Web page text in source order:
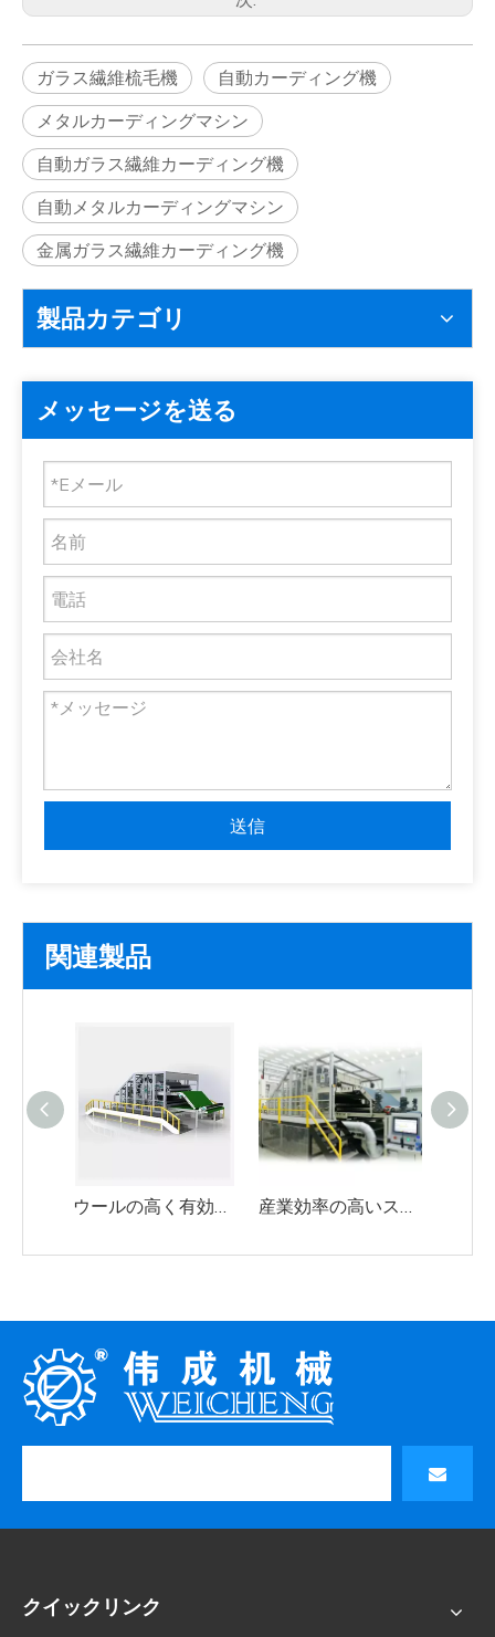
ガラス繊維梳毛機
自動カーディング機
メタルカーディングマシン
自動ガラス繊維カーディング機
自動メタルカーディングマシン
金属ガラス繊維カーディング機
製品カテゴリ
メッセージを送る
送信
関連製品
クイックリンク